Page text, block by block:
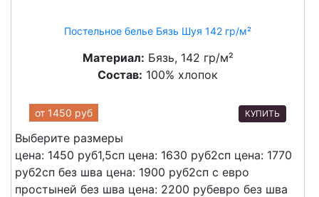
Постельное белье Бязь Шуя 142 гр/м²
Материал: Бязь, 142 гр/м²
Состав: 100% хлопок
от 1450 руб КУПИТЬ
Выберите размеры
цена: 1450 руб1,5сп цена: 1630 руб2сп цена: 1770
руб2сп без шва цена: 1900 руб2сп с евро
простыней без шва цена: 2200 рубевро без шва